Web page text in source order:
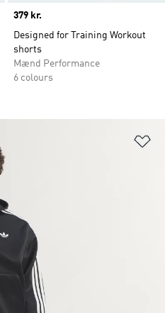
Price
379 kr.
Designed for Training Workout
shorts
Mænd Performance
6 colours